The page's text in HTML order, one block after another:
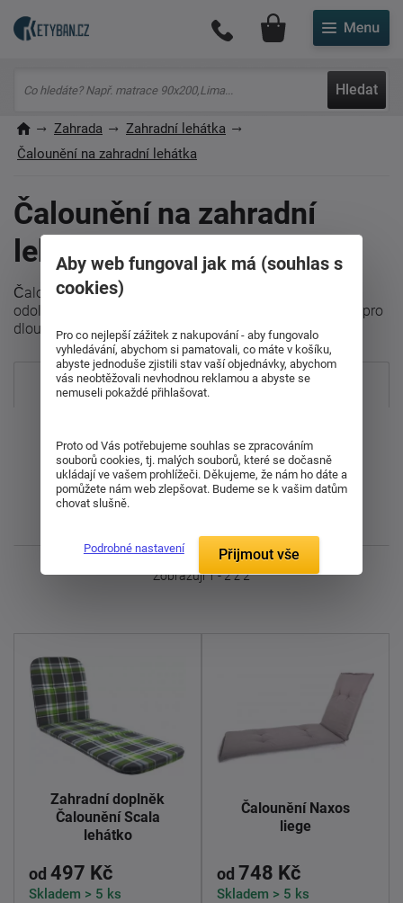
Hledat
Můj účet
Zahrada
Zahradní lehátka
Čalounění na zahradní lehátka
Čalounění na zahradní
lehátka
Čalounění pro zahradní lehátka zajišťuje pohodlí a
odolnost vůči povětrnostním vlivům. Kvalitní materiály pro
dlouhou životnost a stylový vzhled vašeho odpočinku.
Nejprodávanější
Od nejlevnějšího
Zobrazuji 1 - 2 z 2
Zahradní doplněk
Čalounění Scala
lehátko
od 497 Kč
Skladem > 5 ks
Čalounění Naxos
liege
od 748 Kč
Skladem > 5 ks
Aby web fungoval jak má (souhlas s
cookies)
Pro co nejlepší zážitek z nakupování - aby fungovalo
vyhledávání, abychom si pamatovali, co máte v košíku,
abyste jednoduše zjistili stav vaší objednávky, abychom
vás neobtěžovali nevhodnou reklamou a abyste se
nemuseli pokaždé přihlašovat.
Proto od Vás potřebujeme souhlas se zpracováním
souborů cookies, tj. malých souborů, které se dočasně
ukládají ve vašem prohlížeči. Děkujeme, že nám ho dáte a
pomůžete nám web zlepšovat. Budeme se k vašim datům
chovat slušně.
Podrobné nastavení Přijmout vše